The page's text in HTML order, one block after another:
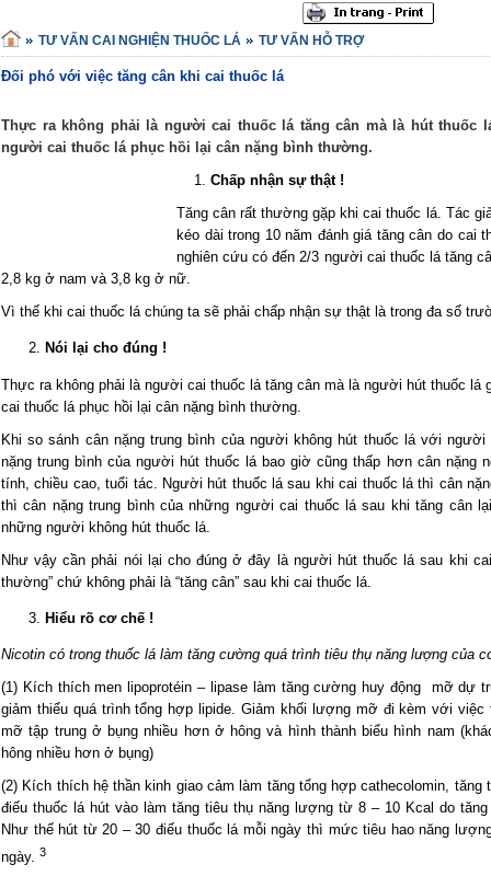
TƯ VẤN CAI NGHIỆN THUỐC LÁ TƯ VẤN HỖ TRỢ
Đối phó với việc tăng cân khi cai thuốc lá
Thực ra không phải là người cai thuốc lá tăng cân mà là hút thuốc
người cai thuốc lá phục hồi lại cân nặng bình thường.
1. Chấp nhận sự thật !
Tăng cân rất thường gặp khi cai thuốc lá. Tác
kéo dài trong 10 năm đánh giá tăng cân do cai
nghiên cứu có đến 2/3 người cai thuốc lá tăng
2,8 kg ở nam và 3,8 kg ở nữ.
Vì thế khi cai thuốc lá chúng ta sẽ phải chấp nhận sự thật là trong đa số
Nói lại cho đúng !
Thực ra không phải là người cai thuốc lá tăng cân mà là người hút thuốc
cai thuốc lá phục hồi lại cân nặng bình thường.
Khi so sánh cân nặng trung bình của người không hút thuốc lá với
nặng trung bình của người hút thuốc lá bao giờ cũng thấp hơn cân nặng
tính, chiều cao, tuổi tác. Người hút thuốc lá sau khi cai thuốc lá thì cân
thì cân nặng trung bình của những người cai thuốc lá sau khi tăng cân
những người không hút thuốc lá.
Như vậy cần phải nói lại cho đúng ở đây là người hút thuốc lá sau khi
thường” chứ không phải là “tăng cân” sau khi cai thuốc lá.
Hiểu rõ cơ chế !
Nicotin có trong thuốc lá làm tăng cường quá trình tiêu thụ năng lượng của
(1) Kích thích men lipoprotéin – lipase làm tăng cường huy động mỡ dự
giảm thiểu quá trình tổng hợp lipide. Giảm khối lượng mỡ đi kèm với
mỡ tập trung ở bụng nhiều hơn ở hông và hình thành biểu hình nam
hông nhiều hơn ở bụng)
(2) Kích thích hệ thần kinh giao cảm làm tăng tổng hợp cathecolomin, tăng
điếu thuốc lá hút vào làm tăng tiêu thụ năng lượng từ 8 – 10 Kcal do
Như thế hút từ 20 – 30 điếu thuốc lá mỗi ngày thì mức tiêu hao năng
ngày. 3